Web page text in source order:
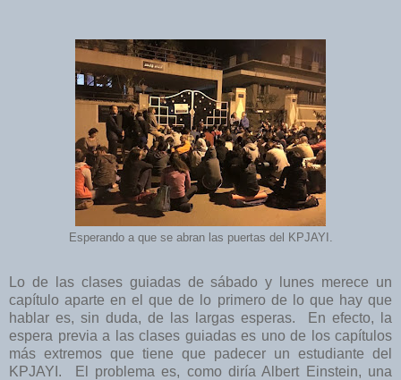
Esperando a que se abran las puertas del KPJAYI.
Lo de las clases guiadas de sábado y lunes merece un
capítulo aparte en el que de lo primero de lo que hay que
hablar es, sin duda, de las largas esperas. En efecto, la
espera previa a las clases guiadas es uno de los capítulos
más extremos que tiene que padecer un estudiante del
KPJAYI. El problema es, como diría Albert Einstein, una